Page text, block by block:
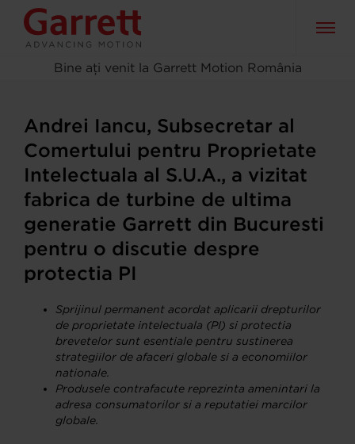
Bine ați venit la Garrett Motion România
>ROMANIA
Andrei Iancu, Subsecretar al
Comertului pentru Proprietate
Intelectuala al S.U.A., a vizitat
fabrica de turbine de ultima
generatie Garrett din Bucuresti
pentru o discutie despre
protectia PI
Sprijinul permanent acordat aplicarii drepturilor
de proprietate intelectuala (PI) si protectia
brevetelor sunt esentiale pentru sustinerea
strategiilor de afaceri globale si a economiilor
nationale.
Produsele contrafacute reprezinta amenintari la
adresa consumatorilor si a reputatiei marcilor
globale.